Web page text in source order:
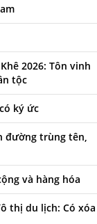
2026: Tôn vinh
tộc
ký ức
đường trùng tên,
và hàng hóa
thị du lịch: Có xóa